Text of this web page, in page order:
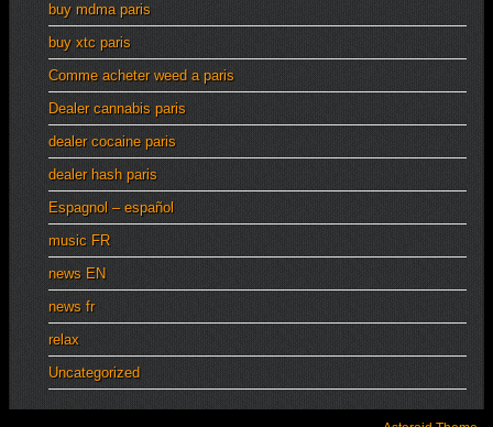
buy mdma paris
buy xtc paris
Comme acheter weed a paris
Dealer cannabis paris
dealer cocaine paris
dealer hash paris
Espagnol – español
music FR
news EN
news fr
relax
Uncategorized